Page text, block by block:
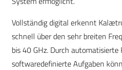
Vollständig digital erkennt
schnell über den sehr breiten
bis 40 GHz. Durch
softwaredefinierte Aufgaben